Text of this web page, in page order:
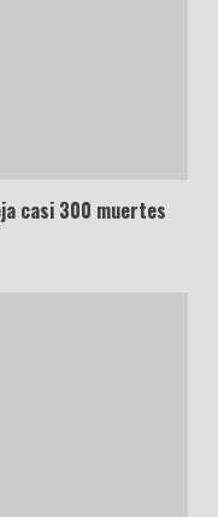
casi 300 muertes